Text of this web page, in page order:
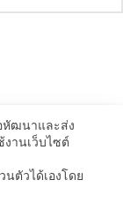
หัฒนาและส่ง
านเว็บไซต์
ตัวได้เองโดย